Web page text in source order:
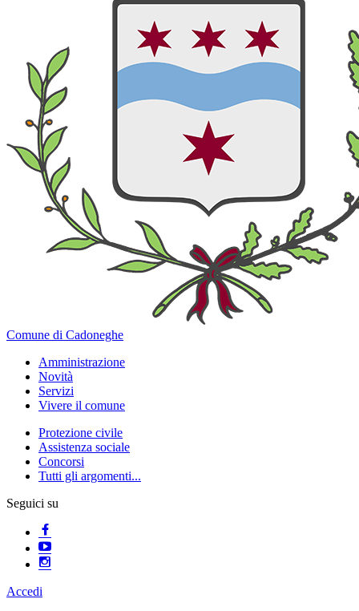
Comune di Cadoneghe
Amministrazione
Novità
Servizi
Vivere il comune
Protezione civile
Assistenza sociale
Concorsi
Tutti gli argomenti...
Seguici su
Accedi